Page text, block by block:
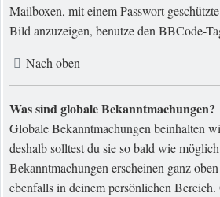
Mailboxen, mit einem Passwort
Bild anzuzeigen, benutze den BBCode-
Nach oben
Was sind globale Bekanntmachungen?
Globale Bekanntmachungen beinhalten
deshalb solltest du sie so bald wie
Bekanntmachungen erscheinen ganz
ebenfalls in deinem persönlichen